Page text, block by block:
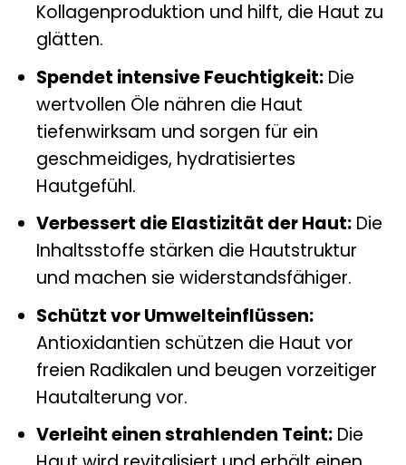
Kollagenproduktion und hilft, die Haut zu
glätten.
Spendet intensive Feuchtigkeit:Die
wertvollen Öle nähren die Haut
tiefenwirksam und sorgen für ein
geschmeidiges, hydratisiertes
Hautgefühl.
Verbessert die Elastizität der Haut:Die
Inhaltsstoffe stärken die Hautstruktur
und machen sie widerstandsfähiger.
Schützt vor Umwelteinflüssen:
Antioxidantien schützen die Haut vor
freien Radikalen und beugen vorzeitiger
Hautalterung vor.
Verleiht einen strahlenden Teint:Die